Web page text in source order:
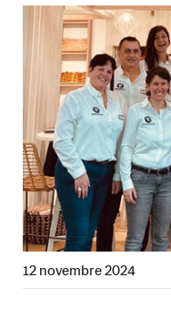
12 novembre 2024